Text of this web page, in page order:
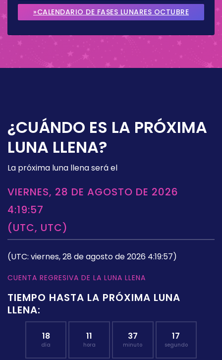
SEPTIEMBRE 2026
»CALENDARIO DE FASES LUNARES OCTUBRE
¿CUÁNDO ES LA PRÓXIMA
LUNA LLENA?
La próxima luna llena será el
VIERNES, 28 DE AGOSTO DE 2026
4:19:57
(UTC, UTC)
(UTC: viernes, 28 de agosto de 2026 4:19:57)
CUENTA REGRESIVA DE LA LUNA LLENA
TIEMPO HASTA LA PRÓXIMA LUNA
LLENA:
18
día
11
hora
37
minuto
16
segundo